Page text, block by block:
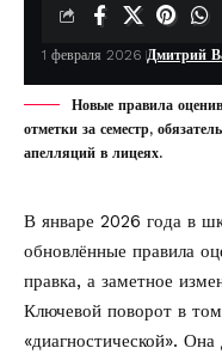
1 февраля 2026 Дмитрий
Новые правила
отметки за семестр,
апелляций в лицеях.
В январе 2026 года в
обновлённые правила
правка, а заметное
Ключевой поворот в
«диагностической».